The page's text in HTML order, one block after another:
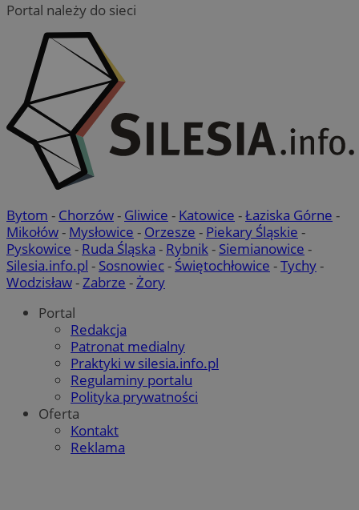
Portal należy do sieci
Bytom - Chorzów- Gliwice - Katowice -Łaziska Górne -
Mikołów- Mysłowice - Orzesze - Piekary Śląskie -
Pyskowice - Ruda Śląska - Rybnik- Siemianowice -
Silesia.info.pl - Sosnowiec- Świętochłowice -Tychy-
Wodzisław-Zabrze -Żory
Portal
Redakcja
Patronat medialny
Praktyki w silesia.info.pl
Regulaminy portalu
Polityka prywatności
Oferta
Kontakt
Reklama